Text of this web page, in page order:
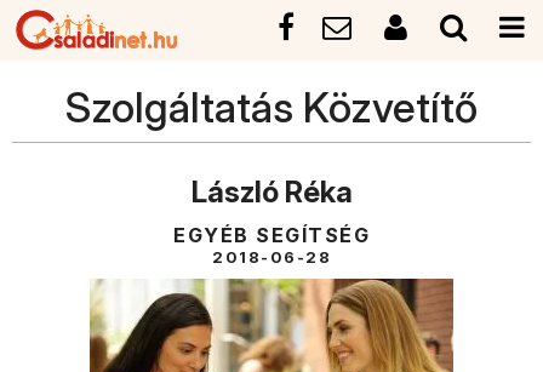
Szolgáltatás Közvetítő
László Réka
EGYÉB SEGÍTSÉG
2018-06-28